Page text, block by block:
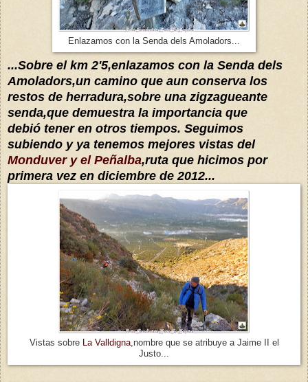
Enlazamos con la Senda dels Amoladors...
...Sobre el km 2'5,enlazamos con la Senda dels
Amoladors,un camino que aun conserva los
restos de herradura,sobre una zigzagueante
senda,que demuestra la importancia que
debió tener en otros tiempos. Seguimos
subiendo y ya tenemos mejores vistas del
Monduver y el Peñalba,ruta que hicimos por
primera vez en diciembre de 2012...
Vistas sobre La Valldigna,nombre que se atribuye a Jaime II el
Justo...